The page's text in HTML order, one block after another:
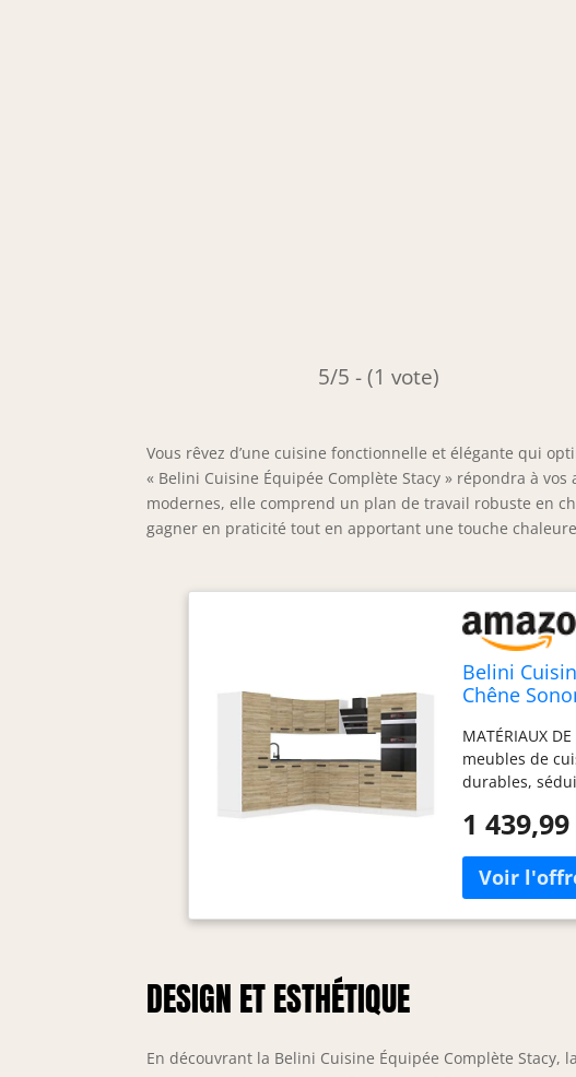
5/5 - (1 vote)
Vous rêvez d’une cuisine fonctionnelle et élégante qui
« Belini Cuisine Équipée Complète Stacy » répondra à
modernes, elle comprend un plan de travail robuste en
gagner en praticité tout en apportant une touche
Belini
Chêne
MATÉRIAUX
meubles de
durables,
positionnés
configuration.
métalliques
dotés de la
de l’espace.
1
DESIGN ET ESTHÉTIQUE
En découvrant la Belini Cuisine Équipée Complète Stacy,